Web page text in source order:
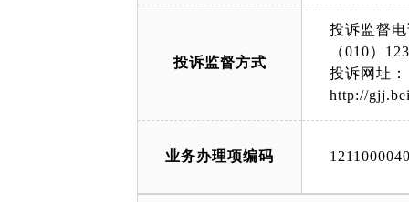
面）；大
动产大厅
部：延庆
55/
投诉监督方式
投诉监督
（010）
投诉网址：
http://
业务办理项编码